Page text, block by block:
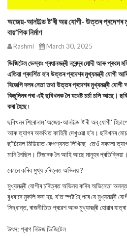
অজেয়-আনট’ল্ড ষ্ট’ৰী অৱ যোগী- উত্তৰ প্ৰদেশৰ
বায়’পিক নিৰ্মাণ
Rashmi March 30, 2025
ডিজিটেল ডেস্কঃ প্ৰধানমন্ত্ৰী নৰেন্দ্ৰ মোদী আৰু প্ৰথম
এতিয়া প্ৰদৰ্শিত হ’ব উত্তৰ প্ৰদেশৰ মুখ্যমন্ত্ৰী যোগী
বিজেপি দলৰ নেতা তথা উত্তৰ প্ৰদেশৰ মুখ্যমন্ত্ৰী যোগী
কিছুদিনৰ পৰা এই ছবিখনক লৈ যথেষ্ট চৰ্চা চলি আছে।
কৰা হৈছে ৷
ছবিখনৰ শিৰোনাম ‘অজেয়-আনট’ল্ড ষ্ট’ৰী অব্ যোগী’
আৰু ত্যাগৰ অকথিত কাহিনী দেখুওৱা হ’ব। ছবিখনৰ
ছ’চিয়েল মিডিয়াত কেপশ্যনত লিখিছে -তেওঁ সকলো
মানি লৈছিল। টিজাৰক লৈ আহি আছে মানুহৰ প্ৰতিক্ৰিয়া।
কোনে কৰিব মুখ্য চৰিত্ৰত অভিনয় ?
মুখ্যমন্ত্ৰী যোগীৰ চৰিত্ৰত অভিনয় কৰিব অভিনেতা
বুধবাৰে মুকলি কৰা হয়, য’ত স্পষ্ট হৈ পৰে যে মুখ্যমন্ত্ৰী
সিদ্ধান্ত, ৰাজনীতিত প্ৰৱেশ আৰু মুখ্যমন্ত্ৰী হোৱাৰ
উৎস: প্ৰাগ নিউজ ডিজিটেল